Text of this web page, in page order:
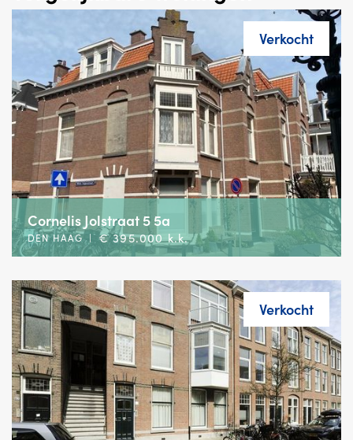
Verkocht
Cornelis Jolstraat 5 5a
DEN HAAG | € 395.000 k.k.
Verkocht